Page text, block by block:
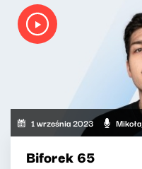
1 września 2023
Biforek 65